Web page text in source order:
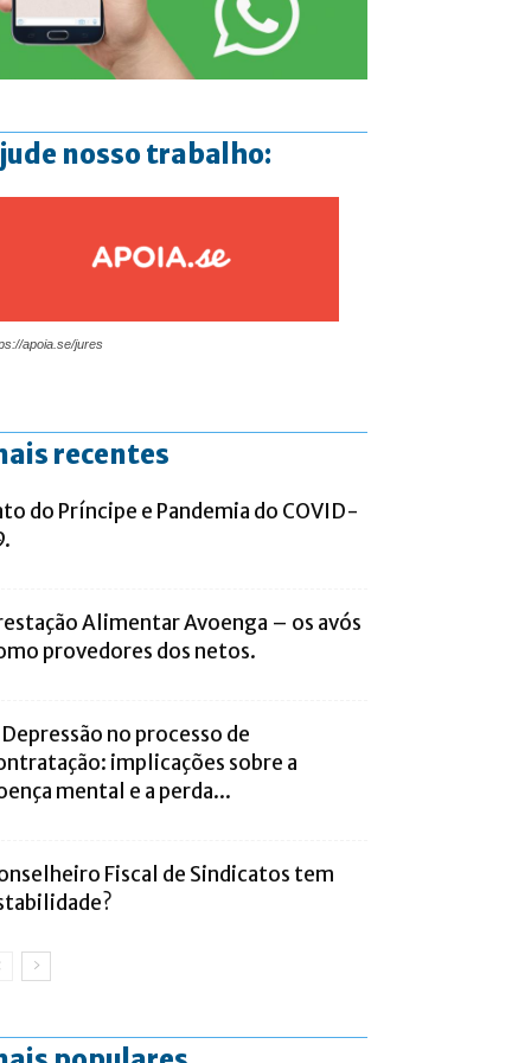
nosso trabalho:
apoia.se/jures
recentes
do Príncipe e Pandemia do COVID-
Alimentar Avoenga – os avós
provedores dos netos.
no processo de
implicações sobre a
mental e a perda...
Fiscal de Sindicatos tem